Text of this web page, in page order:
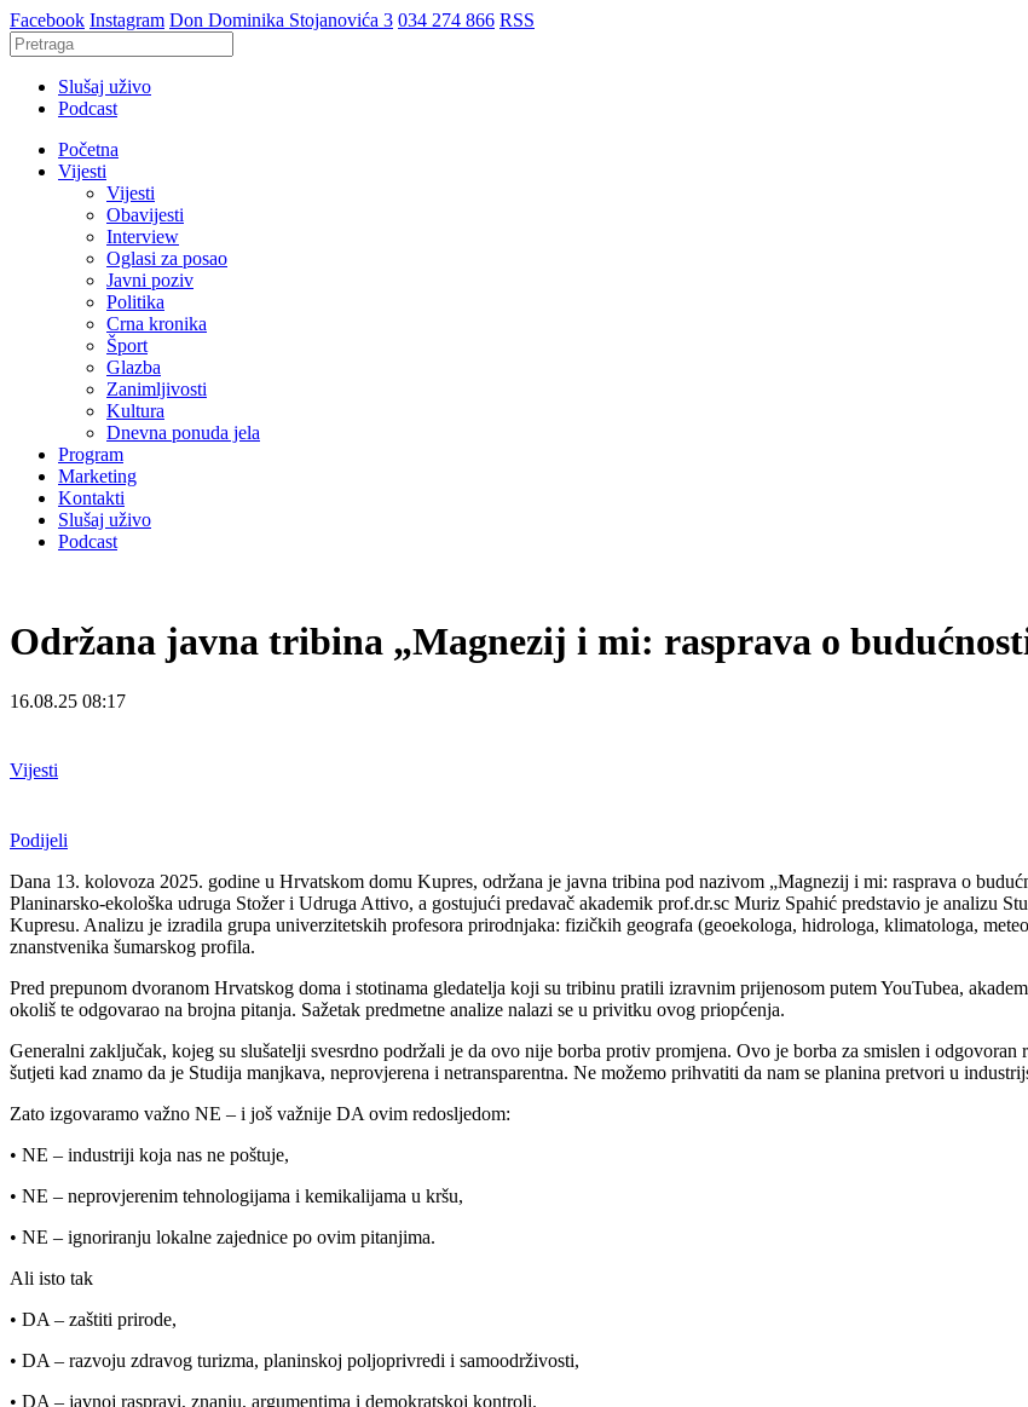
Facebook Instagram Don Dominika Stojanovića 3 034 274 866 RSS
Slušaj uživo
Podcast
Početna
Vijesti
Vijesti
Obavijesti
Interview
Oglasi za posao
Javni poziv
Politika
Crna kronika
Šport
Glazba
Zanimljivosti
Kultura
Dnevna ponuda jela
Program
Marketing
Kontakti
Slušaj uživo
Podcast
Održana javna tribina „Magnezij i mi: rasprava o
16.08.25 08:17
Vijesti
Podijeli
Dana 13. kolovoza 2025. godine u Hrvatskom domu Kupres, održana je javna tribina pod nazivom „Magnezij i mi: rasprava o
Planinarsko-ekološka udruga Stožer i Udruga Attivo, a gostujući predavač akademik prof.dr.sc Muriz Spahić predstavio je analizu
Kupresu. Analizu je izradila grupa univerzitetskih profesora prirodnjaka: fizičkih geografa (geoekologa, hidrologa, klimatologa,
znanstvenika šumarskog profila.
Pred prepunom dvoranom Hrvatskog doma i stotinama gledatelja koji su tribinu pratili izravnim prijenosom putem YouTubea,
okoliš te odgovarao na brojna pitanja. Sažetak predmetne analize nalazi se u privitku ovog priopćenja.
Generalni zaključak, kojeg su slušatelji svesrdno podržali je da ovo nije borba protiv promjena. Ovo je borba za smislen i
šutjeti kad znamo da je Studija manjkava, neprovjerena i netransparentna. Ne možemo prihvatiti da nam se planina pretvori u
Zato izgovaramo važno NE – i još važnije DA ovim redosljedom:
• NE – industriji koja nas ne poštuje,
• NE – neprovjerenim tehnologijama i kemikalijama u kršu,
• NE – ignoriranju lokalne zajednice po ovim pitanjima.
Ali isto tak
• DA – zaštiti prirode,
• DA – razvoju zdravog turizma, planinskoj poljoprivredi i samoodrživosti,
• DA – javnoj raspravi, znanju, argumentima i demokratskoj kontroli.